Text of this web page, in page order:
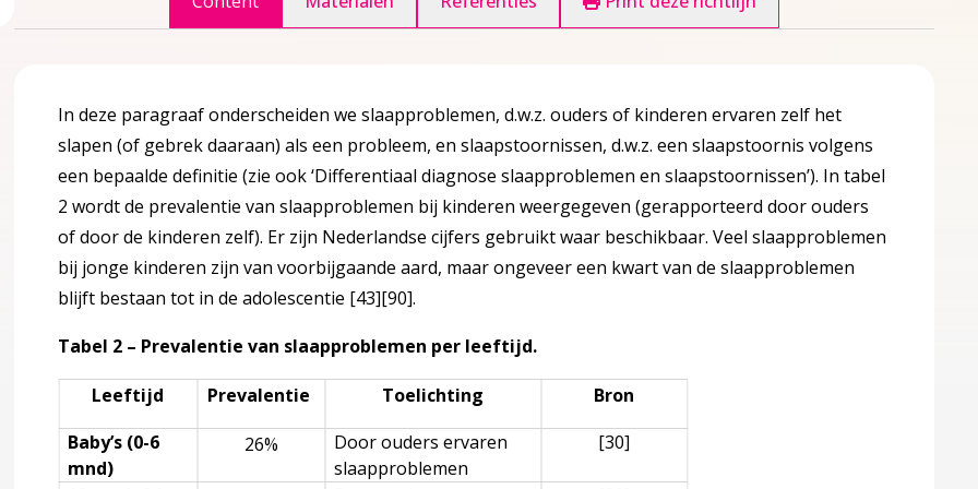
over 1 Inleiding
over 2 Kennismodule
In deze paragraaf onderscheiden we slaapproblemen, d.w.z. ouders of kinderen ervaren zelf het
slapen (of gebrek daaraan) als een probleem, en slaapstoornissen, d.w.z. een slaapstoornis volgens
een bepaalde definitie (zie ook ‘Differentiaal diagnose slaapproblemen en slaapstoornissen’). In tabel
2 wordt de prevalentie van slaapproblemen bij kinderen weergegeven (gerapporteerd door ouders
of door de kinderen zelf). Er zijn Nederlandse cijfers gebruikt waar beschikbaar. Veel slaapproblemen
bij jonge kinderen zijn van voorbijgaande aard, maar ongeveer een kwart van de slaapproblemen
blijft bestaan tot in de adolescentie [43][90].
Tabel 2 – Prevalentie van slaapproblemen per leeftijd.
Leeftijd Prevalentie Toelichting
Bron
Baby’s (0-6
mnd)
26%
Door ouders ervaren
slaapproblemen
[30]